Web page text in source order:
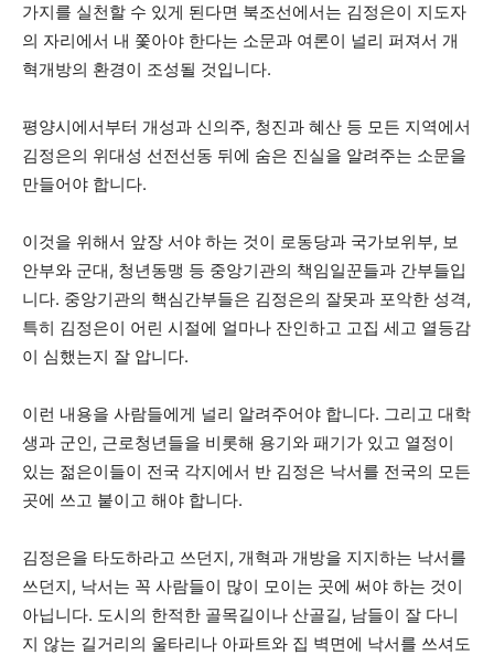
가지를 실천할 수 있게 된다면 북조선에서는 김정은이 지도자
의 자리에서 내 쫓아야 한다는 소문과 여론이 널리 퍼져서 개
혁개방의 환경이 조성될 것입니다.
평양시에서부터 개성과 신의주, 청진과 혜산 등 모든 지역에서
김정은의 위대성 선전선동 뒤에 숨은 진실을 알려주는 소문을
만들어야 합니다.
이것을 위해서 앞장 서야 하는 것이 로동당과 국가보위부, 보
안부와 군대, 청년동맹 등 중앙기관의 책임일꾼들과 간부들입
니다. 중앙기관의 핵심간부들은 김정은의 잘못과 포악한 성격,
특히 김정은이 어린 시절에 얼마나 잔인하고 고집 세고 열등감
이 심했는지 잘 압니다.
이런 내용을 사람들에게 널리 알려주어야 합니다. 그리고 대학
생과 군인, 근로청년들을 비롯해 용기와 패기가 있고 열정이
있는 젊은이들이 전국 각지에서 반 김정은 낙서를 전국의 모든
곳에 쓰고 붙이고 해야 합니다.
김정은을 타도하라고 쓰던지, 개혁과 개방을 지지하는 낙서를
쓰던지, 낙서는 꼭 사람들이 많이 모이는 곳에 써야 하는 것이
아닙니다. 도시의 한적한 골목길이나 산골길, 남들이 잘 다니
지 않는 길거리의 울타리나 아파트와 집 벽면에 낙서를 쓰셔도